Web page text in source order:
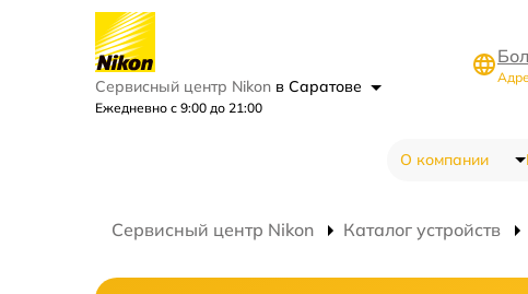
Сервисный центр Nikon в Саратове
Ежедневно с 9:00 до 21:00
О компании
Сервисный центр Nikon Каталог устройств